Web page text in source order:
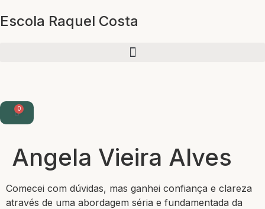
Escola Raquel Costa
0
Angela Vieira Alves
Comecei com dúvidas, mas ganhei confiança e clareza
através de uma abordagem séria e fundamentada da